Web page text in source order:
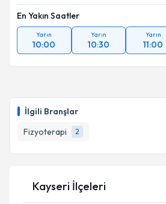
İlgili Branşlar
Fizyoterapi
2
En Yakın Saatler
Yarın
10:00
Yarın
10:30
Yarın
11:00
Kayseri İlçeleri